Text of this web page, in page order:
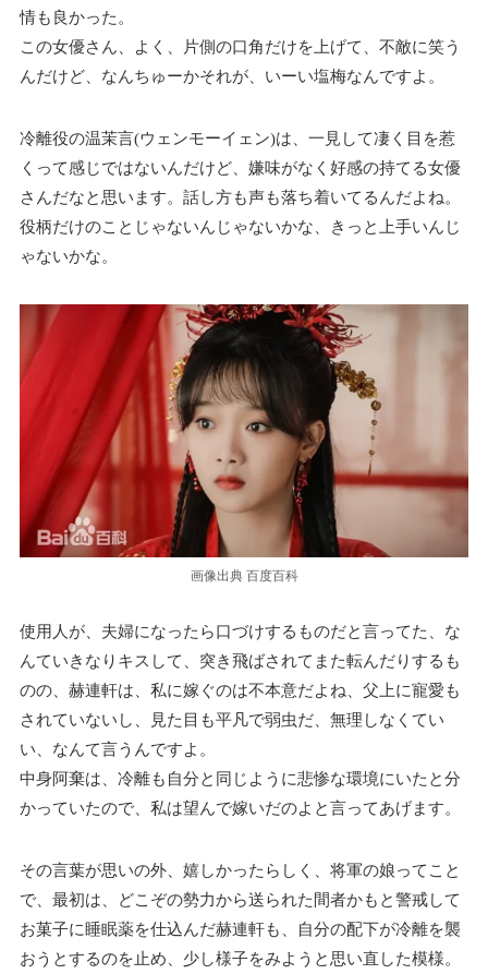
情も良かった。
この女優さん、よく、片側の口角だけを上げて、不敵に笑う
んだけど、なんちゅーかそれが、いーい塩梅なんですよ。
冷離役の温茉言(ウェンモーイェン)は、一見して凄く目を惹
くって感じではないんだけど、嫌味がなく好感の持てる女優
さんだなと思います。話し方も声も落ち着いてるんだよね。
役柄だけのことじゃないんじゃないかな、きっと上手いんじ
ゃないかな。
画像出典 百度百科
使用人が、夫婦になったら口づけするものだと言ってた、な
んていきなりキスして、突き飛ばされてまた転んだりするも
のの、赫連軒は、私に嫁ぐのは不本意だよね、父上に寵愛も
されていないし、見た目も平凡で弱虫だ、無理しなくてい
い、なんて言うんですよ。
中身阿棄は、冷離も自分と同じように悲惨な環境にいたと分
かっていたので、私は望んで嫁いだのよと言ってあげます。
その言葉が思いの外、嬉しかったらしく、将軍の娘ってこと
で、最初は、どこぞの勢力から送られた間者かもと警戒して
お菓子に睡眠薬を仕込んだ赫連軒も、自分の配下が冷離を襲
おうとするのを止め、少し様子をみようと思い直した模様。